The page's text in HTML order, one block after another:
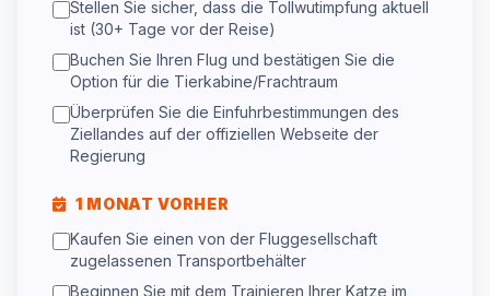
Stellen Sie sicher, dass die Tollwutimpfung aktuell
ist (30+ Tage vor der Reise)
Buchen Sie Ihren Flug und bestätigen Sie die
Option für die Tierkabine/Frachtraum
Überprüfen Sie die Einfuhrbestimmungen des
Ziellandes auf der offiziellen Webseite der
Regierung
1 MONAT VORHER
Kaufen Sie einen von der Fluggesellschaft
zugelassenen Transportbehälter
Beginnen Sie mit dem Trainieren Ihrer Katze im